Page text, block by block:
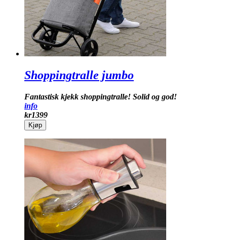
Shoppingtralle jumbo
Fantastisk kjekk shoppingtralle! Solid og god!
info
kr1399
Kjøp